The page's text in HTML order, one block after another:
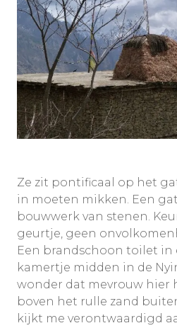
Ze zit pontificaal op het
in moeten mikken. Een
bouwwerk van stenen.
geurtje, geen
Een brandschoon toilet in
kamertje midden in de
wonder dat mevrouw hier
boven het rulle zand
kijkt me verontwaardigd